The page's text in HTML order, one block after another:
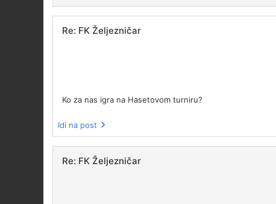
Re: FK Željezničar
Ko za nas igra na Hasetovom turniru?
Idi na post
Re: FK Željezničar